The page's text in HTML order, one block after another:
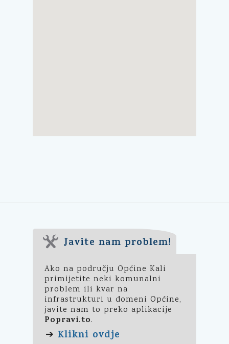
Javite nam problem!
Ako na području Općine Kali
primijetite neki komunalni
problem ili kvar na
infrastrukturi u domeni Općine,
javite nam to preko aplikacije
Popravi.to.
➔ Klikni ovdje